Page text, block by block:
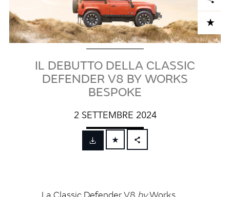
e
n
ADD TO CART
IL DEBUTTO DELLA CLASSIC
DEFENDER V8 BY WORKS
BESPOKE
2 SETTEMBRE 2024
FACEBOOK